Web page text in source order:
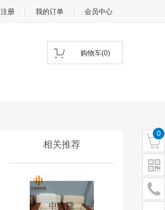
注册 我的订单 会员中心
购物车(0)
相关推荐
0